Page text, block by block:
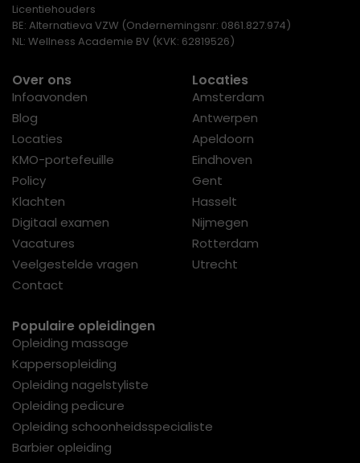
Licentiehouders
BE: Alternatieva VZW (Ondernemingsnr: 0861.827.974)
NL: Wellness Academie BV (KVK: 62819526)
Over ons
Infoavonden
Blog
Locaties
KMO-portefeuille
Policy
Klachten
Digitaal examen
Vacatures
Veelgestelde vragen
Contact
Locaties
Amsterdam
Antwerpen
Apeldoorn
Eindhoven
Gent
Hasselt
Nijmegen
Rotterdam
Utrecht
Populaire opleidingen
Opleiding massage
Kappersopleiding
Opleiding nagelstyliste
Opleiding pedicure
Opleiding schoonheidsspecialiste
Barbier opleiding